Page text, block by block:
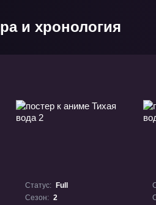
и хронология
Статус:
Full
Сезон: 2